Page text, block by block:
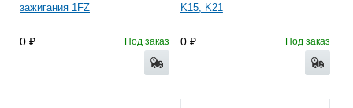
зажигания 1FZ
0 Под заказ
K15, K21
0 Под заказ